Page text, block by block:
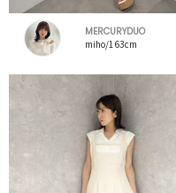
MERCURYDUO
miho/163cm